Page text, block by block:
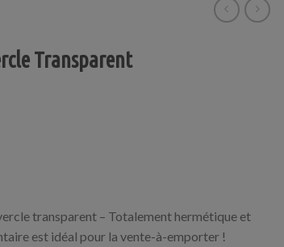
Transparent
transparent – Totalement hermétique et
est idéal pour la vente-à-emporter !